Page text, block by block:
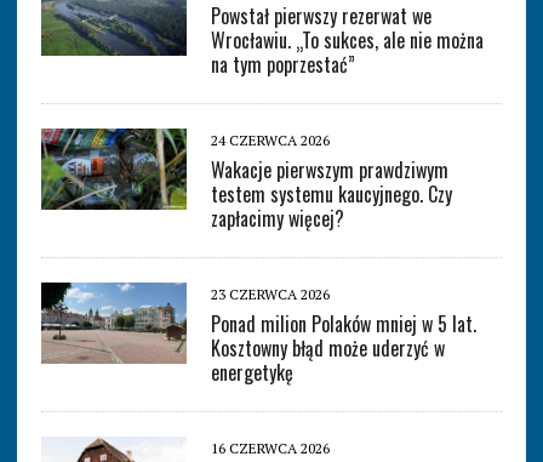
Powstał pierwszy rezerwat we
Wrocławiu. „To sukces, ale nie można
na tym poprzestać”
24 CZERWCA 2026
Wakacje pierwszym prawdziwym
testem systemu kaucyjnego. Czy
zapłacimy więcej?
23 CZERWCA 2026
Ponad milion Polaków mniej w 5 lat.
Kosztowny błąd może uderzyć w
energetykę
16 CZERWCA 2026